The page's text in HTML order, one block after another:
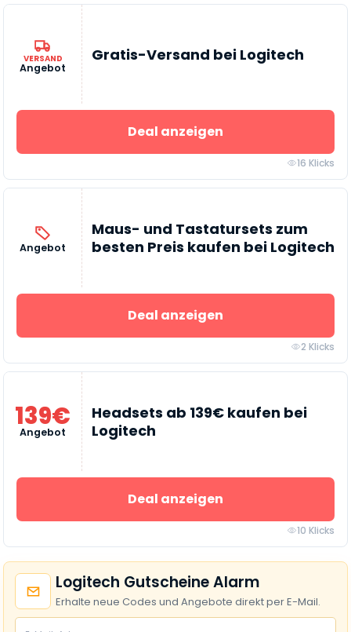
VERSAND
Angebot
Gratis-Versand bei Logitech
Deal anzeigen
16 Klicks
Angebot
Maus- und Tastatursets zum
besten Preis kaufen bei Logitech
Deal anzeigen
2 Klicks
139€
Angebot
Headsets ab 139€ kaufen bei
Logitech
Deal anzeigen
10 Klicks
Logitech Gutscheine Alarm
Erhalte neue Codes und Angebote direkt per E-Mail.